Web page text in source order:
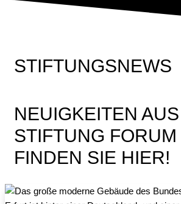
STIFTUNGSNEWS
NEUIGKEITEN
STIFTUNG
FINDEN SIE HIER!